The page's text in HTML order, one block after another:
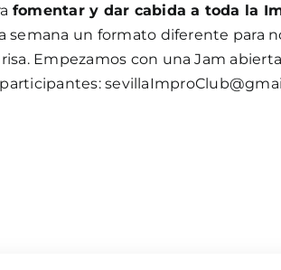
fomentar y dar cabida a toda la
semana un formato diferente para
Empezamos con una Jam